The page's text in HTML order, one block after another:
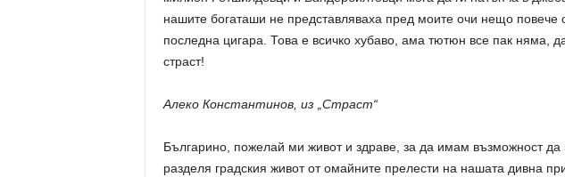
нашите богаташи не представляваха пред моите очи нещо повече
последна цигара. Това е всичко хубаво, ама тютюн все пак няма,
страст!
Алеко Константинов, из „Страст“
Българино, пожелай ми живот и здраве, за да имам възможност да
разделя градския живот от омайните прелести на нашата дивна